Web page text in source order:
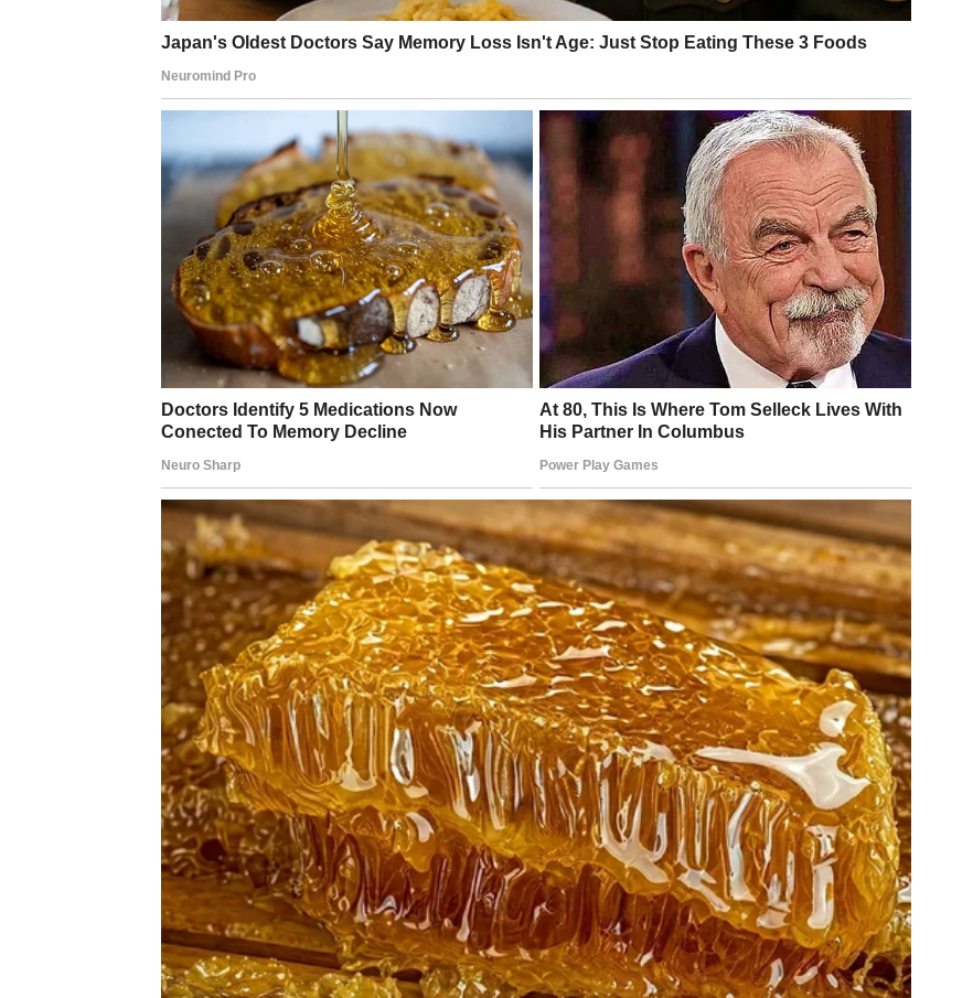
da više ne raspravljam o tome i umjesto toga ćutim. Iskreno se nadam da će pronaći svu sreću koju svijet
može ponuditi. Mira je ovom rečenicom stavila tačku na ovu raspravu.